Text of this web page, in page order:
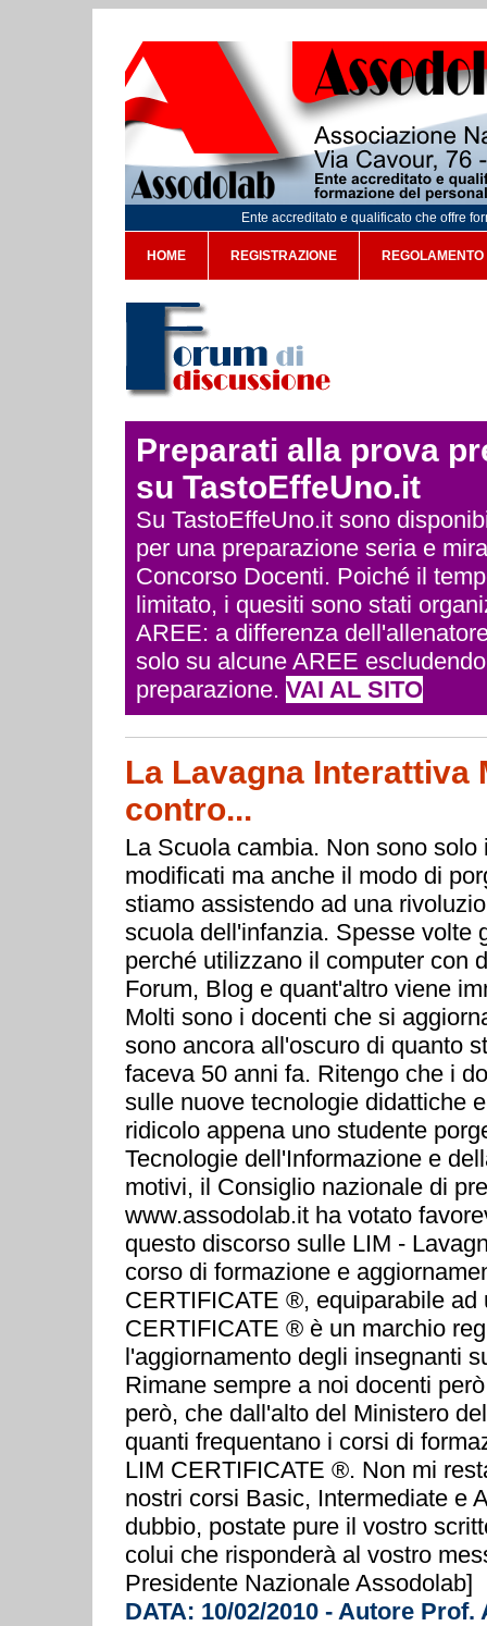
Ente accreditato e qualificato che offre
HOME REGISTRAZIONE REGOLAMENTO
Preparati alla prova
su TastoEffeUno.it
Su TastoEffeUno.it sono
per una preparazione seria e
Concorso Docenti. Poiché il
limitato, i quesiti sono stati
AREE: a differenza
solo su alcune AREE
preparazione. VAI AL SITO
La Lavagna Interattiva
contro...
La Scuola cambia. Non sono
modificati ma anche il modo di
stiamo assistendo ad una
scuola dell'infanzia. Spesse volte
perché utilizzano il computer con
Forum, Blog e quant'altro viene
Molti sono i docenti che si
sono ancora all'oscuro di quanto
faceva 50 anni fa. Ritengo che i
sulle nuove tecnologie didattiche
ridicolo appena uno studente
Tecnologie dell'Informazione e
motivi, il Consiglio nazionale di
www.assodolab.it ha votato
questo discorso sulle LIM -
corso di formazione e
CERTIFICATE ®, equiparabile
CERTIFICATE ® è un marchio
l'aggiornamento degli insegnanti
Rimane sempre a noi docenti
però, che dall'alto del Ministero
quanti frequentano i corsi di
LIM CERTIFICATE ®. Non mi
nostri corsi Basic, Intermediate e
dubbio, postate pure il vostro
colui che risponderà al vostro
Presidente Nazionale Assodolab]
DATA: 10/02/2010 - Autore